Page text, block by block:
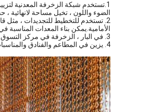
1.تستخدم شبكة الزخرفة المعدنية
الضوء واللون ، تخيل مساحة لانهائية
2. تستخدم للتخطيط للتجديدات ، مثل
الأمامية.يمكن بناء المعدات
3. في البار ، الزخرفة في مركز التسوق ، تحت إضاءة الأضواء المختلفة ، تقدم تأثيرات رائعة ، ملونة وحماسية.
4. يزين في المطاعم والفنادق والمناسبات الأخرى ، فهو يبرز الأجواء الكريمة والراقية والهادئة